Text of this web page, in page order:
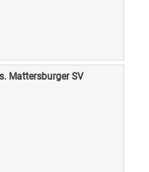
Mattersburger SV